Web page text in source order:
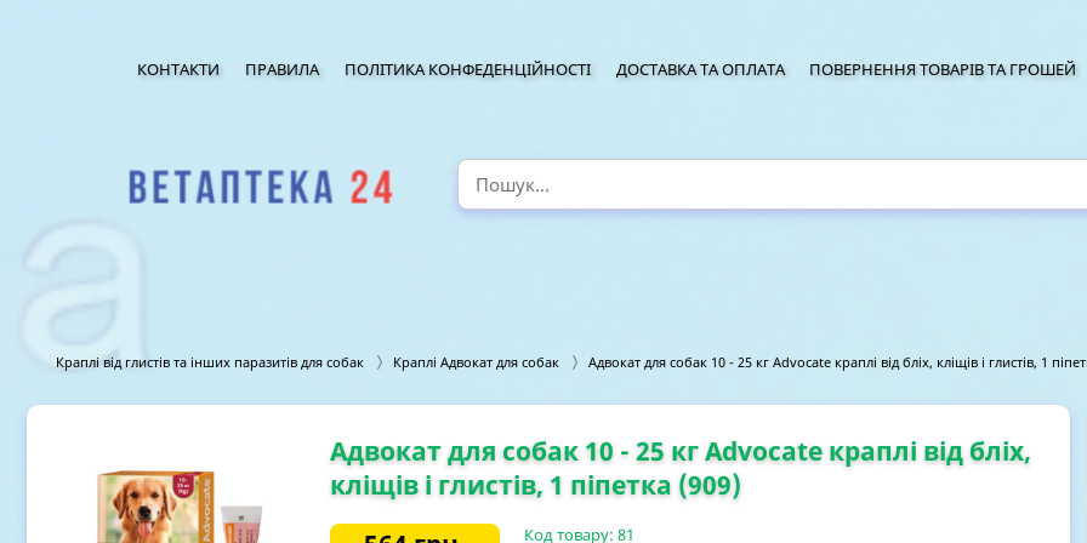
КОНТАКТИ ПРАВИЛА ПОЛІТИКА КОНФЕДЕНЦІЙНОСТІ ДОСТАВКА ТА ОПЛАТА ПОВЕРНЕННЯ ТОВАРІВ ТА ГРОШЕЙ
Краплі від глистів та інших паразитів для собак Краплі Адвокат для собак Адвокат для собак 10 - 25 кг Advocate краплі від бліх, кліщів і глистів, 1
Адвокат для собак 10 - 25 кг Advocate краплі від бліх,
кліщів і глистів, 1 піпетка (909)
Код товару: 81